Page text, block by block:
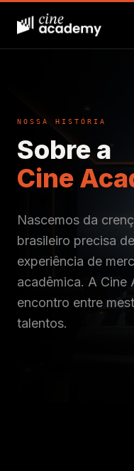
NOSSA HISTÓRIA
Sobre a
Cine
Nascemos da
brasileiro precisa
experiência de
acadêmica. A Cine
encontro entre
talentos.